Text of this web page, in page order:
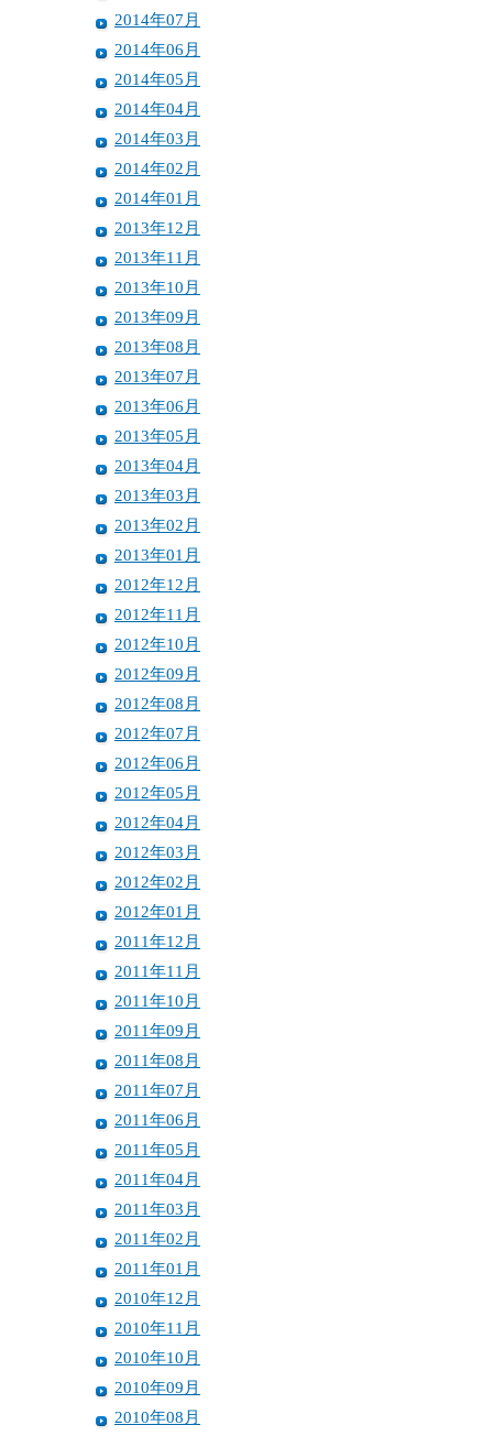
2014年07月
2014年06月
2014年05月
2014年04月
2014年03月
2014年02月
2014年01月
2013年12月
2013年11月
2013年10月
2013年09月
2013年08月
2013年07月
2013年06月
2013年05月
2013年04月
2013年03月
2013年02月
2013年01月
2012年12月
2012年11月
2012年10月
2012年09月
2012年08月
2012年07月
2012年06月
2012年05月
2012年04月
2012年03月
2012年02月
2012年01月
2011年12月
2011年11月
2011年10月
2011年09月
2011年08月
2011年07月
2011年06月
2011年05月
2011年04月
2011年03月
2011年02月
2011年01月
2010年12月
2010年11月
2010年10月
2010年09月
2010年08月